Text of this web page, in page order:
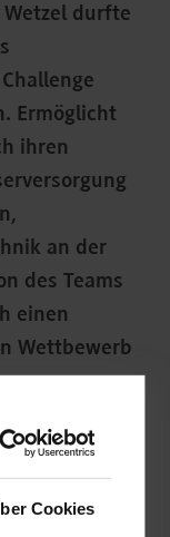
Cookies
durfte
Ermöglicht
ihren
an der
des Teams
einen
Wettbewerb